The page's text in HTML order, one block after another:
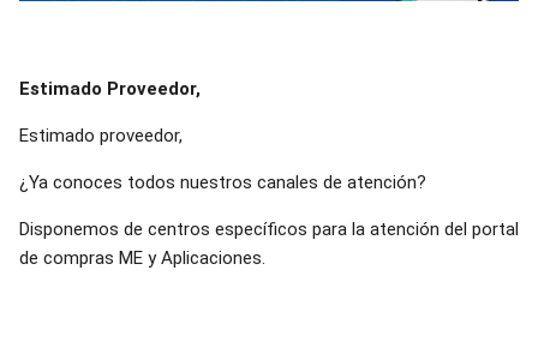
Estimado Proveedor,
Estimado proveedor,
¿Ya conoces todos nuestros canales de atención?
Disponemos de centros específicos para la atención del portal
de compras ME y Aplicaciones.